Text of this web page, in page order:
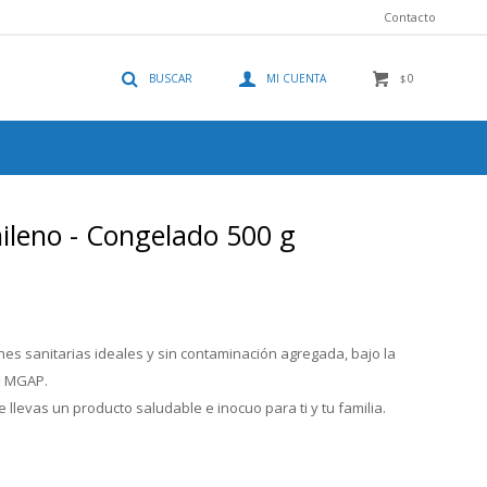
$0
Contacto
- Congelado 500 g
sanitarias ideales y sin contaminación agregada, bajo la
llevas un producto saludable e inocuo para ti y tu familia.